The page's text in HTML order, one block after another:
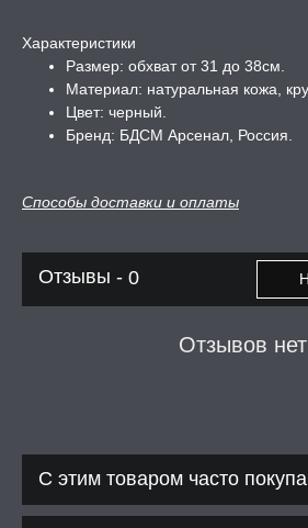
КАРТА
-50%, ТОВАР ЗА
Характеристики
Размер: обхват от 31 до 38см.
Материал: натуральная кожа,
Цвет: черный.
Бренд: БДСМ Арсенал, Россия.
Способы доставки и оплаты
Отзывы - 0
Отзывов нет
С этим товаром часто